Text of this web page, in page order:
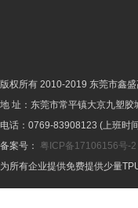
版权所有 2010-2019 东莞市鑫
地 址：东莞市常平镇大京九塑
电话：0769-83908123 (上班
备案号： 粤ICP备17106156号-2
为所有企业提供免费提供少量